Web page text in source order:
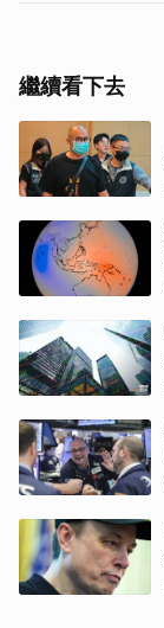
繼續看下去